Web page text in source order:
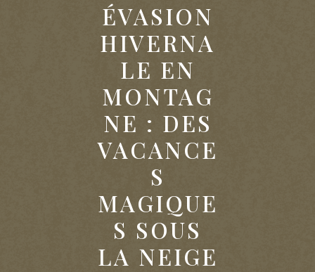
ÉVASION
HIVERNA
LE EN
MONTAG
NE : DES
VACANCE
S
MAGIQUE
S SOUS
LA NEIGE